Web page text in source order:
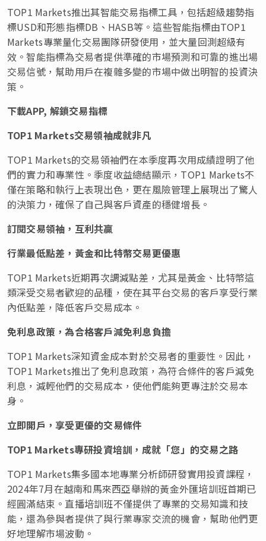
TOP1 Markets推出其智能交易指標工具，包括超級趨勢指
標USD和形態指標DB、HASB等。這些智能指標由TOP1
Markets專業量化交易團隊研發使用，並大量回測超級有
效。智能指標為交易者提供準確的市場預測和可靠的進出場
交易信號，幫助用戶在複雜多變的市場中做出明智的投資決
策。
下載APP, 解鎖交易指標
TOP1 Markets交易領袖成就非凡
TOP1 Markets的交易領袖們在本季度再次用成績證明了他
們的實力和專業性。季度收益總結顯示， TOP1 Markets不
僅在策略和執行上表現出色，更在風險管理上展現出了驚人
的決策力，確保了自己與客戶資產的穩健增長。
訂閱交易領袖，互利共贏
行業最低點差，黃金和比特幣交易更優惠
TOP1 Markets近期再次調減點差，尤其是黃金 、 比特幣這
類深受交易者歡迎的品種， 使在其平台交易的客戶享受行業
內低點差，降低客戶交易成本。
免利息政策，為合格客戶減免利息負擔
TOP1 Markets深知資金成本對於交易者的重要性。因此，
TOP1 Markets推出了免利息政策，為符合條件的客戶減免
利息，減輕他們的交易成本，使他們能夠更專注於交易本
身。
立即開戶，享受更優的交易條件
TOP1 Markets專研投資培訓，成就 「您」 的交易之路
TOP1 Markets集多國本地專業分析師研發實用投資課程，
2024年7月在越南和馬來西亞舉辦的黃金外匯培訓班首期已
經圓滿結束。直播培訓班不僅提供了專業的交易知識和技
能，還為參與者提供了與行業專家交流的機會，幫助他們更
好地理解市場波動。